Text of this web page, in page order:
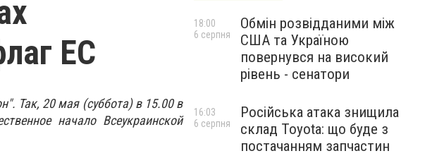
ЕС
Так, 20 мая (суббота) в 15.00 в
начало Всеукраинской
Обмін розвідданими між
США та Україною
повернувся на високий
рівень - сенатори
18:00
6 серпня
Російська атака знищила
склад Toyota: що буде з
постачанням запчастин
16:03
6 серпня